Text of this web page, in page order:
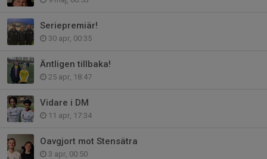
Seriepremiär!
30 apr, 00:35
Äntligen tillbaka!
25 apr, 18:47
Vidare i DM
11 apr, 17:34
Oavgjort mot Stensätra
3 apr, 00:50